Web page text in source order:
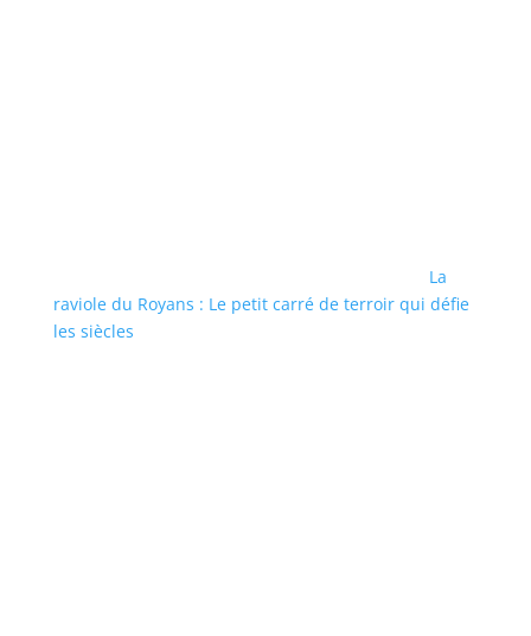
La
raviole du Royans : Le petit carré de terroir qui défie
les siècles